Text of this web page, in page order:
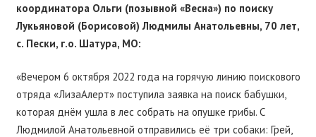
координатора Ольги (позывной «Весна») по поиску
Лукьяновой (Борисовой) Людмилы Анатольевны, 70 лет,
с. Пески, г.о. Шатура, МО:
«Вечером 6 октября 2022 года на горячую линию поискового
отряда «ЛизаАлерт» поступила заявка на поиск бабушки,
которая днём ушла в лес собрать на опушке грибы. С
Людмилой Анатольевной отправились её три собаки: Грей,